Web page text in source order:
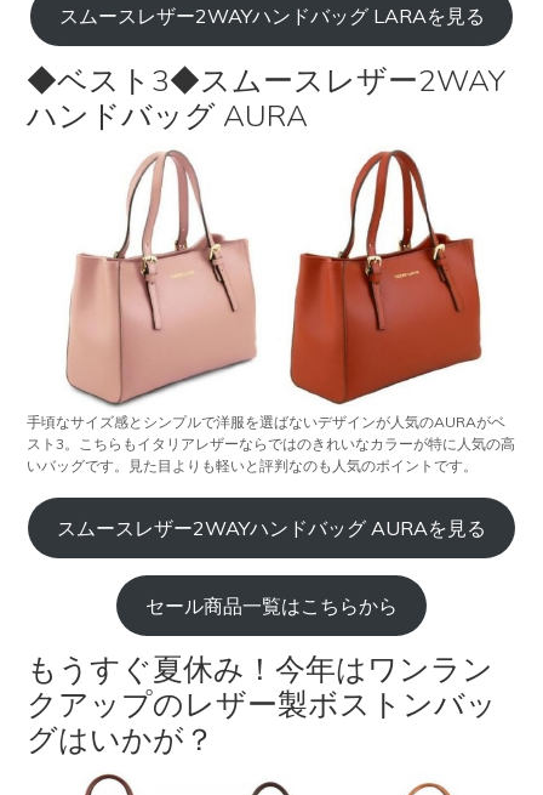
スムースレザー2WAYハンドバッグ LARAを見る
◆ベスト3◆スムースレザー2WAY
ハンドバッグ AURA
手頃なサイズ感とシンプルで洋服を選ばないデザインが人気のAURAがベ
スト3。こちらもイタリアレザーならではのきれいなカラーが特に人気の高
いバッグです。見た目よりも軽いと評判なのも人気のポイントです。
スムースレザー2WAYハンドバッグ AURAを見る
セール商品一覧はこちらから
もうすぐ夏休み！今年はワンラン
クアップのレザー製ボストンバッ
グはいかが？